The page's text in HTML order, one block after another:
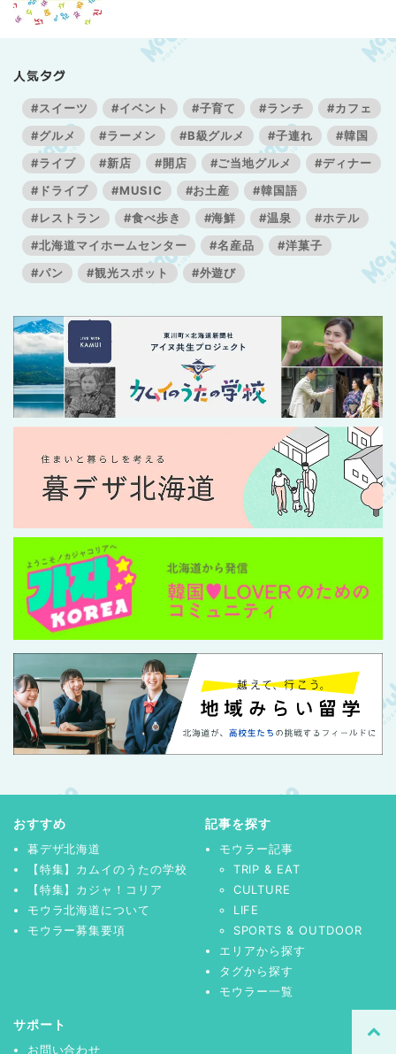
人気タグ
#スイーツ #イベント #子育て #ランチ
#カフェ
#グルメ
#ラーメン #B級グルメ #子連れ
#韓国
#ライブ
#新店 #開店 #ご当地グルメ
#ディナー
#ドライブ
#MUSIC #お土産
#韓国語
#レストラン
#食べ歩き #海鮮 #温泉
#ホテル
#北海道マイホームセンター
#名産品
#洋菓子
#パン
#観光スポット #外遊び
おすすめ
暮デザ北海道
【特集】カムイのうたの学校
【特集】カジャ！コリア
モウラ北海道について
モウラー募集要項
記事を探す
モウラー記事
TRIP & EAT
CULTURE
LIFE
SPORTS & OUTDOOR
エリアから探す
タグから探す
モウラー一覧
サポート
お問い合わせ